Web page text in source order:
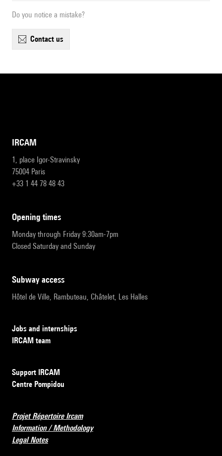
Do you notice a mistake?
contact us
IRCAM
1, place Igor-Stravinsky
75004 Paris
+33 1 44 78 48 43
opening times
Monday through Friday 9:30am-7pm
Closed Saturday and Sunday
subway access
Hôtel de Ville, Rambuteau, Châtelet, Les Halles
Jobs and internships
IRCAM team
Support IRCAM
Centre Pompidou
Projet Répertoire Ircam
Information / Methodology
Legal Notes